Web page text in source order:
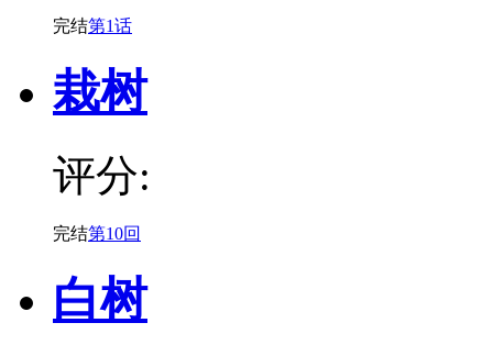
完结第1话
栽树
评分:
完结第10回
白树